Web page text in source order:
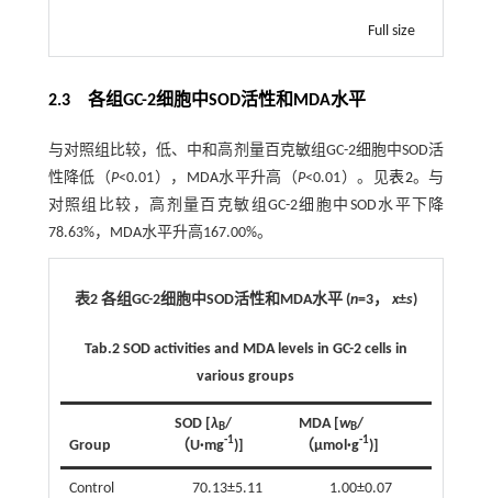
Full size
2.3 各组GC-2细胞中SOD活性和MDA水平
与对照组比较，低、中和高剂量百克敏组GC-2细胞中SOD活
性降低（P<0.01），MDA水平升高（P<0.01）。见表2。与
对照组比较，高剂量百克敏组GC-2细胞中SOD水平下降
78.63%，MDA水平升高167.00%。
表2 各组GC-2细胞中SOD活性和MDA水平 (n=3， x±s)
Tab.2 SOD activities and MDA levels in GC-2 cells in
various groups
Group
SOD [λB/
（U·mg-1)]
MDA [wB/
（μmol·g-1)]
Control 70.13±5.11 1.00±0.07